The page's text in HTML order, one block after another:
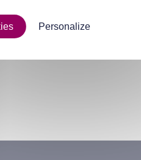
Personalize